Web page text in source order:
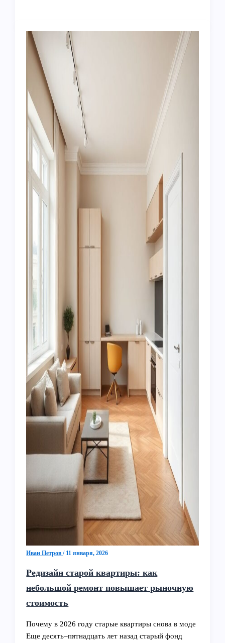
Иван Петров/ 11 января, 2026
Редизайн старой квартиры: как
небольшой ремонт повышает рыночную
стоимость
Почему в 2026 году старые квартиры снова в моде
Еще десять–пятнадцать лет назад старый фонд